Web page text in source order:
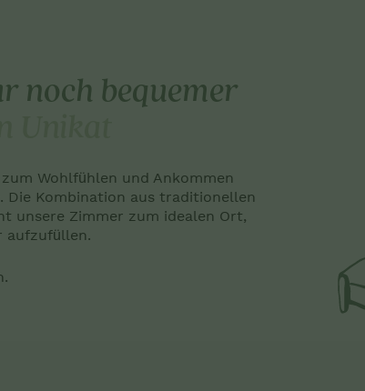
noch bequemer
Wohlfühlen und Ankommen
Die Kombination aus traditionellen
unsere Zimmer zum idealen Ort,
aufzufüllen.